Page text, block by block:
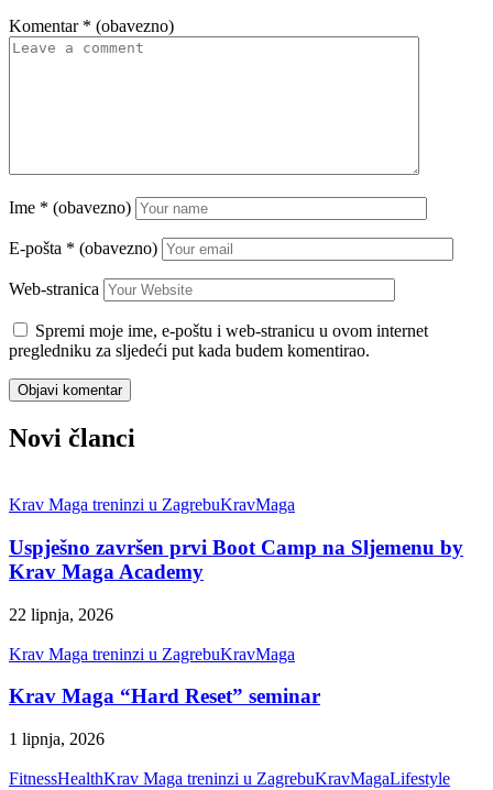
Komentar * (obavezno)
Ime * (obavezno)
E-pošta * (obavezno)
Web-stranica
Spremi moje ime, e-poštu i web-stranicu u ovom internet
pregledniku za sljedeći put kada budem komentirao.
Novi članci
Krav Maga treninzi u ZagrebuKravMaga
Uspješno završen prvi Boot Camp na Sljemenu by
Krav Maga Academy
22 lipnja, 2026
Krav Maga treninzi u ZagrebuKravMaga
Krav Maga “Hard Reset” seminar
1 lipnja, 2026
FitnessHealthKrav Maga treninzi u ZagrebuKravMagaLifestyle